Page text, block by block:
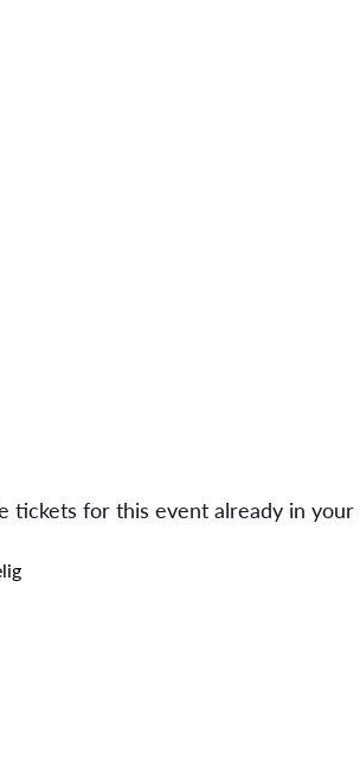
tickets for this event already in